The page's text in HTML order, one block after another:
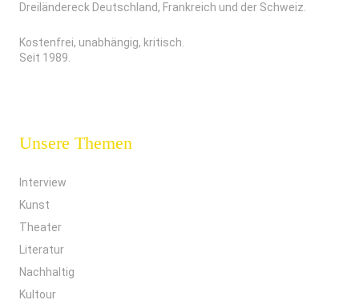
Dreiländereck Deutschland, Frankreich und der Schweiz.
Kostenfrei, unabhängig, kritisch.
Seit 1989.
Unsere Themen
Interview
Kunst
Theater
Literatur
Nachhaltig
Kultour